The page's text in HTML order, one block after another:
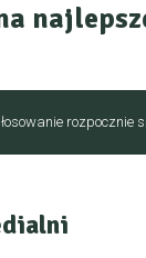
rozpocznie